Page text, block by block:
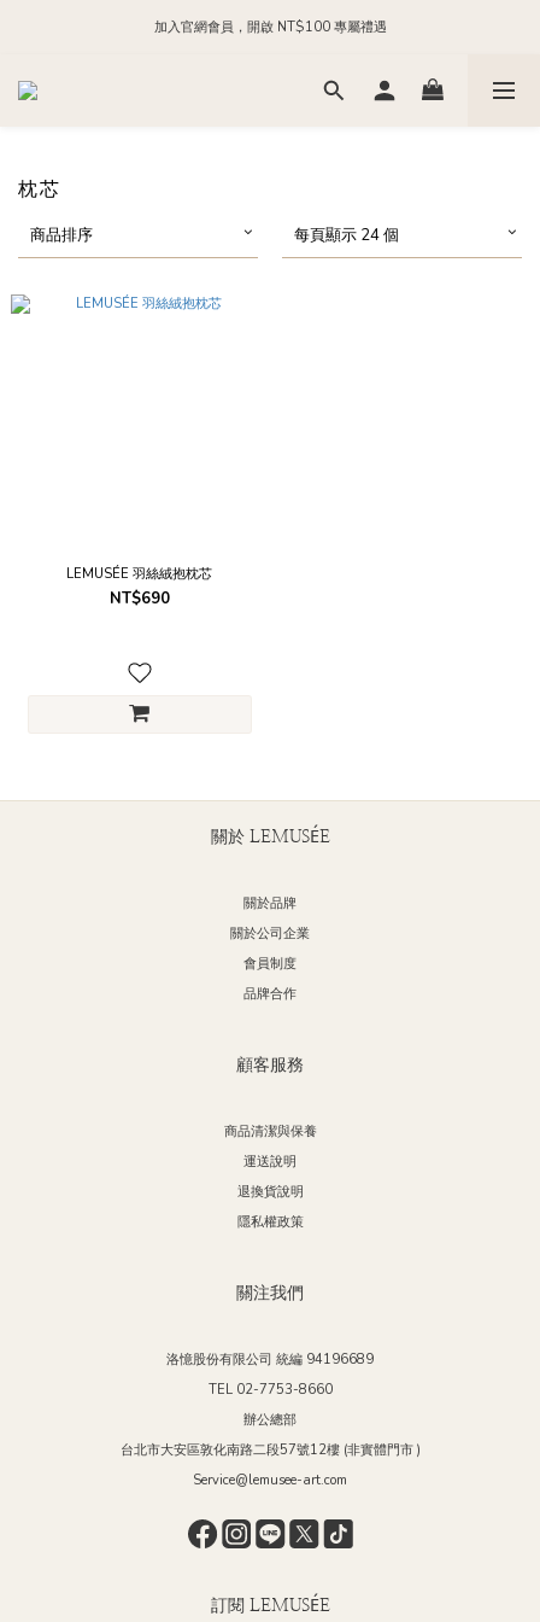
每日 24:00 前下單，現貨商品隔日出貨
加入官網會員，開啟 NT$100 專屬禮遇
加入官方 LINE，領取 NT$200 購物金
枕芯
商品排序 每頁顯示 24 個
LEMUSÉE 羽絲絨抱枕芯
NT$690
關於 LEMUSÉE
關於品牌
關於公司企業
會員制度
品牌合作
顧客服務
商品清潔與保養
運送說明
退換貨說明
隱私權政策
關注我們
洛憶股份有限公司 統編 94196689
TEL 02-7753-8660
辦公總部
台北市大安區敦化南路二段57號12樓 (非實體門市 )
Service@lemusee-art.com
訂閱 LEMUSÉE